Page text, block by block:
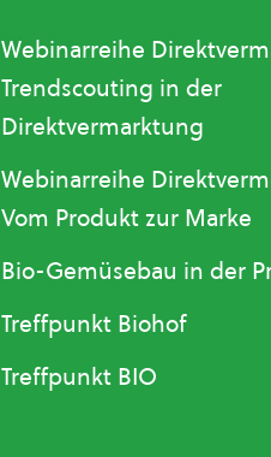
Webinarreihe
Trendscouting in der
Direktvermarktung
Webinarreihe
Vom Produkt zur Marke
Bio-Gemüsebau in der
Treffpunkt Biohof
Treffpunkt BIO